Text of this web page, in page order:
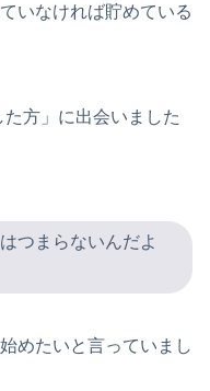
いなければ貯めている
方」に出会いました
つまらないんだよ
めたいと言っていまし